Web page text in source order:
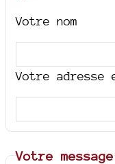
Votre nom
Votre adresse
Votre message